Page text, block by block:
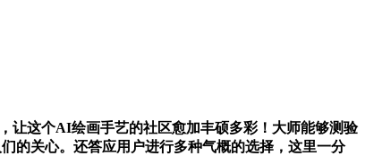
这个AI绘画手艺的社区愈加丰硕多彩！大师能够测验
的关心。还答应用户进行多种气概的选择，这里一分